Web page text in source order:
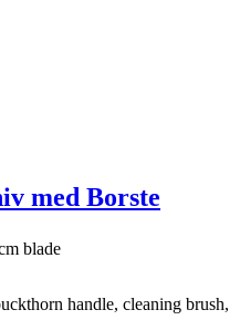
med Borste
blade
handle, cleaning brush,